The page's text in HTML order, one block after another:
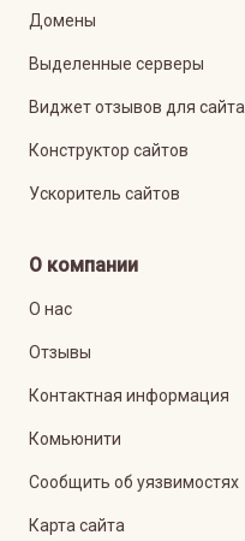
Домены
Выделенные серверы
Виджет отзывов для сайта
Конструктор сайтов
Ускоритель сайтов
О компании
О нас
Отзывы
Контактная информация
Комьюнити
Сообщить об уязвимостях
Карта сайта